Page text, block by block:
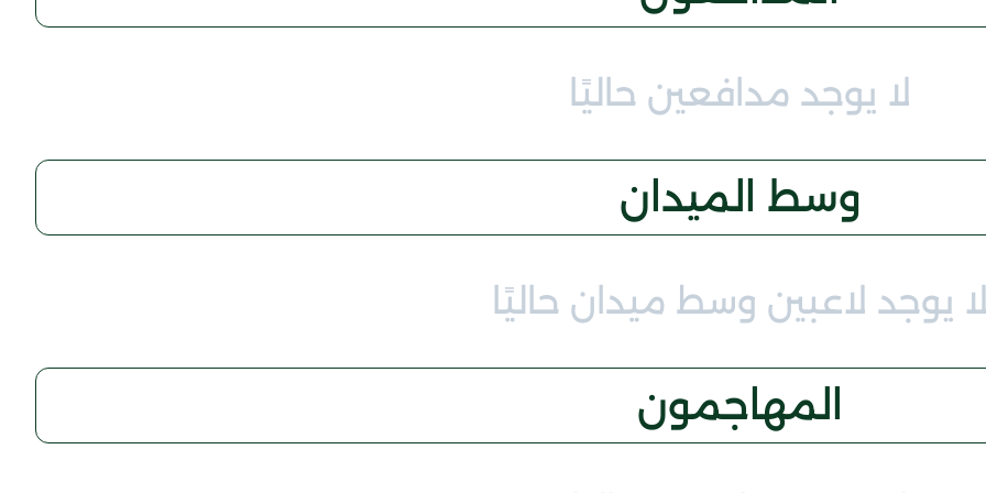
لا يوجد مدافعين حاليًا
وسط الميدان
يوجد لاعبين وسط ميدان حاليًا
المهاجمون